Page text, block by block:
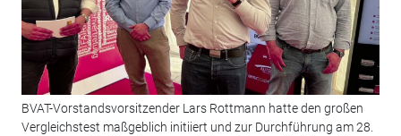
BVAT-Vorstandsvorsitzender Lars Rottmann hatte den großen
Vergleichstest maßgeblich initiiert und zur Durchführung am 28.